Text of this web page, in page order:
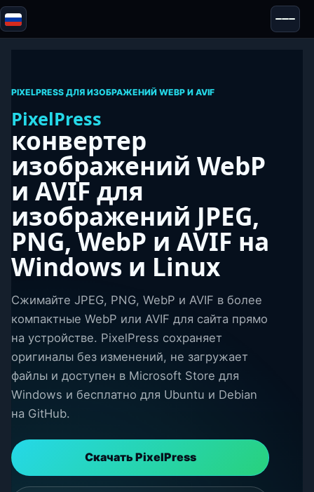
Blazor
Тесты и обзоры
PIXELPRESS ДЛЯ ИЗОБРАЖЕНИЙ WEBP И AVIF
PixelPress
конвертер
изображений WebP
и AVIF для
изображений JPEG,
PNG, WebP и AVIF на
Windows и Linux
Сжимайте JPEG, PNG, WebP и AVIF в более
компактные WebP или AVIF для сайта прямо
на устройстве. PixelPress сохраняет
оригиналы без изменений, не загружает
файлы и доступен в Microsoft Store для
Windows и бесплатно для Ubuntu и Debian
на GitHub.
Скачать PixelPress